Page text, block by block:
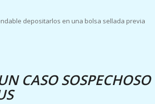
depositarlos en una bolsa sellada previa
CASO SOSPECHOSO